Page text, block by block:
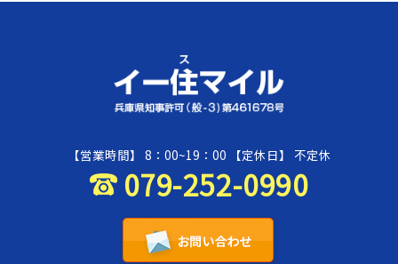
【営業時間】 8：00~19：00 【定休日】 不定休
079-252-0990